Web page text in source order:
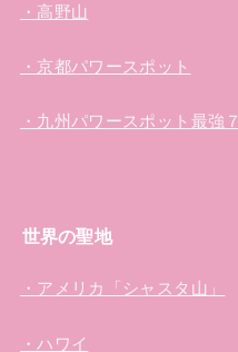
・高野山
・京都パワースポット
・九州パワースポット最強７
世界の聖地
・アメリカ「シャスタ山」
・ハワイ